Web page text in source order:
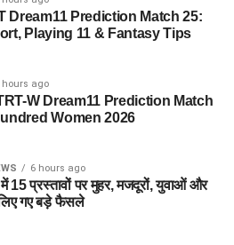
पूरी तरह साफ रहने की उम्मीद नहीं है।
के साथ गरज-चमक और बिजली गिरने की
विभाग ने खुले क्षेत्रों, नदी-नालों और
रह सकता है मानसून
तक प्रदेश में मानसून का प्रभाव बना
हिस्सों में रुक-रुक कर बारिश का
है। ऐसे में पर्वतीय क्षेत्रों की यात्रा करने
Dream11 Prediction Match 25:
Playing 11 & Fantasy Tips
hours ago
W Dream11 Prediction Match
Women 2026
6 hours ago
15 प्रस्तावों पर मुहर, मजदूरों, युवाओं और
गए बड़े फैसले